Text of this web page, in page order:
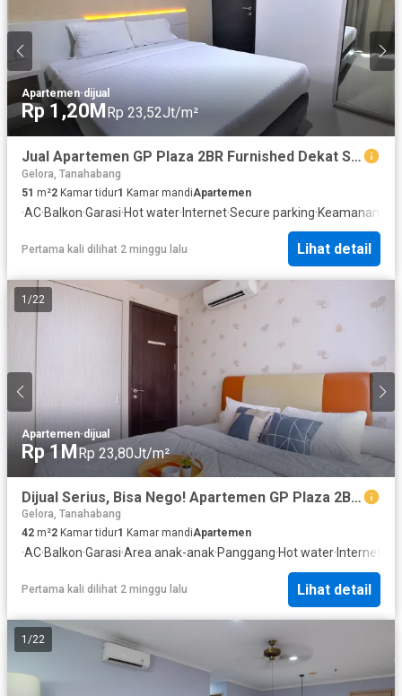
Apartemen·dijual
Rp 1,20MRp 23,52Jt/m²
Jual Apartemen GP Plaza 2BR Furnished Dekat SCBD Area & GBK Senayan
Gelora, Tanahabang
51 m²2 Kamar tidur1 Kamar mandiApartemen
·AC·Balkon·Garasi·Hot water· Internet·Secure parking·Keamanan
Pertama kali dilihat 2 minggu lalu Lihat detail
1 /22
Apartemen·dijual
Rp 1MRp 23,80Jt/m²
Dijual Serius, Bisa Nego! Apartemen GP Plaza 2BR Dekat Senayan & Gatsu
Gelora, Tanahabang
42 m²2 Kamar tidur1 Kamar mandiApartemen
·AC·Balkon·Garasi·Area anak-anak·Panggang·Hot water· Internet
Pertama kali dilihat 2 minggu lalu Lihat detail
1 /22